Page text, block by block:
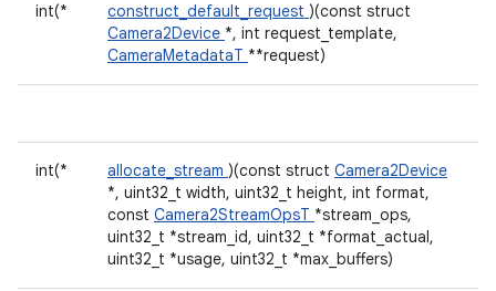
int(* construct_default_request )(const struct
Camera2Device *, int request_template,
CameraMetadataT **request)
int(* allocate_stream )(const struct Camera2Device
*, uint32_t width, uint32_t height, int format,
const Camera2StreamOpsT *stream_ops,
uint32_t *stream_id, uint32_t *format_actual,
uint32_t *usage, uint32_t *max_buffers)